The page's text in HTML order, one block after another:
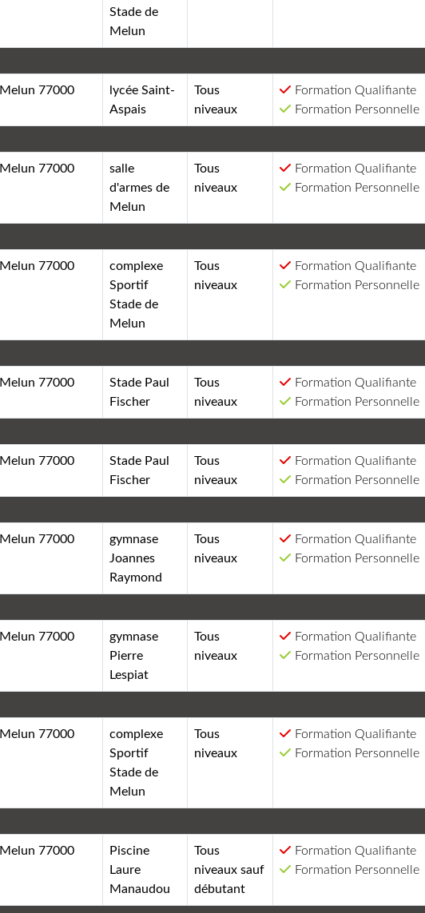
Stade de
Melun
Melun 77000
lycée Saint-
Aspais
Tous
niveaux
Formation Qualifiante
Formation Personnelle
Melun 77000
salle
d'armes de
Melun
Tous
niveaux
Formation Qualifiante
Formation Personnelle
Melun 77000
complexe
Sportif
Stade de
Melun
Tous
niveaux
Formation Qualifiante
Formation Personnelle
Melun 77000
Stade Paul
Fischer
Tous
niveaux
Formation Qualifiante
Formation Personnelle
Melun 77000
Stade Paul
Fischer
Tous
niveaux
Formation Qualifiante
Formation Personnelle
Melun 77000
gymnase
Joannes
Raymond
Tous
niveaux
Formation Qualifiante
Formation Personnelle
Melun 77000
gymnase
Pierre
Lespiat
Tous
niveaux
Formation Qualifiante
Formation Personnelle
Melun 77000
complexe
Sportif
Stade de
Melun
Tous
niveaux
Formation Qualifiante
Formation Personnelle
Melun 77000
Piscine
Laure
Manaudou
Tous
niveaux sauf
débutant
Formation Qualifiante
Formation Personnelle